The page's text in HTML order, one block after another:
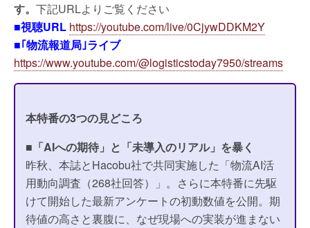
す。 下記URLよりご覧ください
■視聴URL https://youtube.com/live/0CjywDDKM2Y
■｢物流報道局｣ライブ
https://www.youtube.com/@logisticstoday7950/streams
本特番の3つの見どころ
■ 「AIへの期待」と「未導入のリアル」を暴く
昨秋、本誌とHacobu社で共同実施した「物流AI活
用動向調査（268社回答）」。さらに本特番に先駆
けて開始した最新アンケートの初動数値を公開。期
待値の高さと裏腹に、なぜ現場への実装が進まない